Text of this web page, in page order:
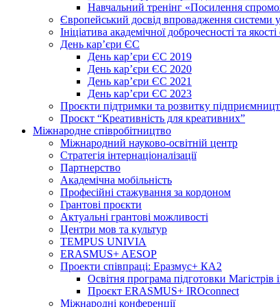
Навчальний тренінг «Посилення
Європейський досвід впровадження системи
Ініціатива академічної доброчесності та
День кар’єри ЄС
День кар’єри ЄС 2019
День кар’єри ЄС 2020
День кар’єри ЄС 2021
День кар’єри ЄС 2023
Проєкти підтримки та розвитку
Проєкт “Креативність для креативних”
Міжнародне співробітництво
Міжнародний науково-освітній центр
Стратегія інтернаціоналізації
Партнерство
Академічна мобільність
Професійні стажування за кордоном
Грантові проєкти
Актуальні грантові можливості
Центри мов та культур
TEMPUS UNIVIA
ERASMUS+ AESOP
Проекти співпраці: Еразмус+ КА2
Освітня програма підготовки Магістрів
Проєкт ERASMUS+ IROconnect
Міжнародні конференції